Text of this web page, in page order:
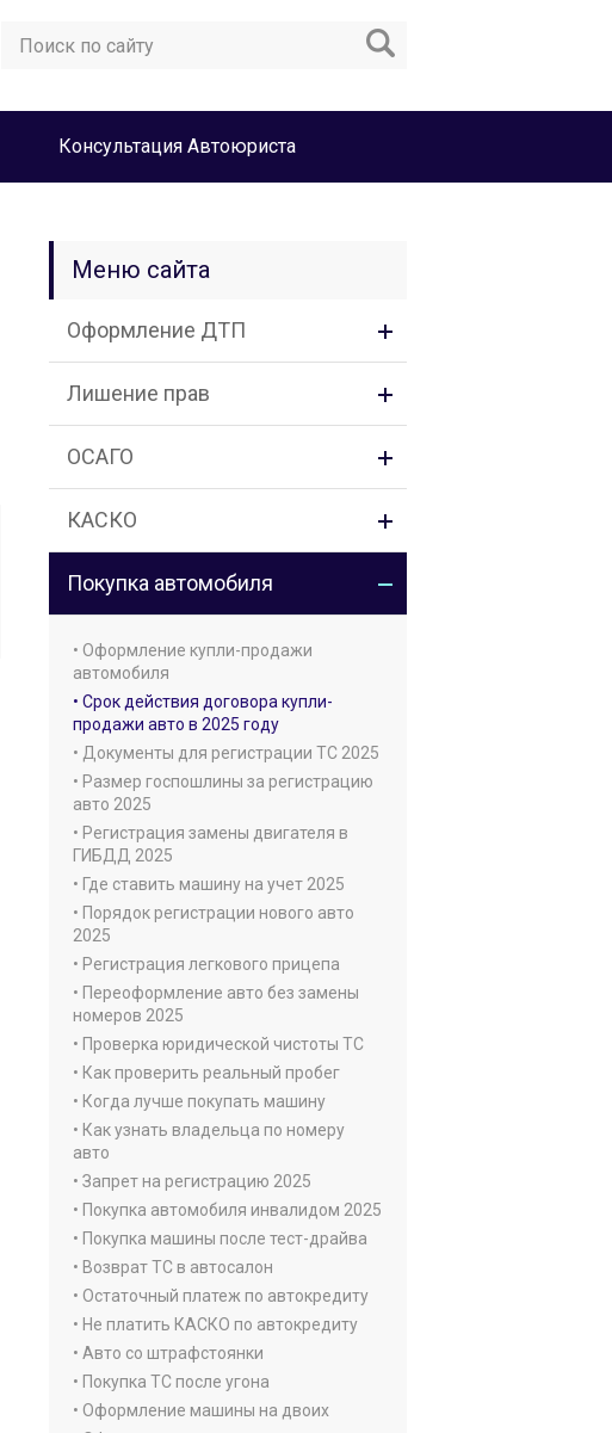
Консультация Автоюриста
Меню сайта
Оформление ДТП
Лишение прав
ОСАГО
КАСКО
Покупка автомобиля
• Оформление купли-продажи
автомобиля
• Срок действия договора купли-
продажи авто в 2025 году
• Документы для регистрации ТС 2025
• Размер госпошлины за регистрацию
авто 2025
• Регистрация замены двигателя в
ГИБДД 2025
• Где ставить машину на учет 2025
• Порядок регистрации нового авто
2025
• Регистрация легкового прицепа
• Переоформление авто без замены
номеров 2025
• Проверка юридической чистоты ТС
• Как проверить реальный пробег
• Когда лучше покупать машину
• Как узнать владельца по номеру
авто
• Запрет на регистрацию 2025
• Покупка автомобиля инвалидом 2025
• Покупка машины после тест-драйва
• Возврат ТС в автосалон
• Остаточный платеж по автокредиту
• Не платить КАСКО по автокредиту
• Авто со штрафстоянки
• Покупка ТС после угона
• Оформление машины на двоих